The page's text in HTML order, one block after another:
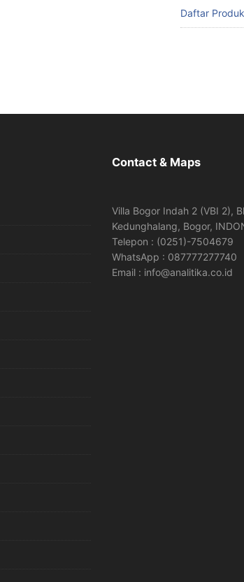
Daftar
Contact & Maps
Villa Bogor Indah 2 (VBI 2),
Kedunghalang, Bogor,
Telepon : (0251)-7504679
WhatsApp : 087777277740
Email : info@analitika.co.id